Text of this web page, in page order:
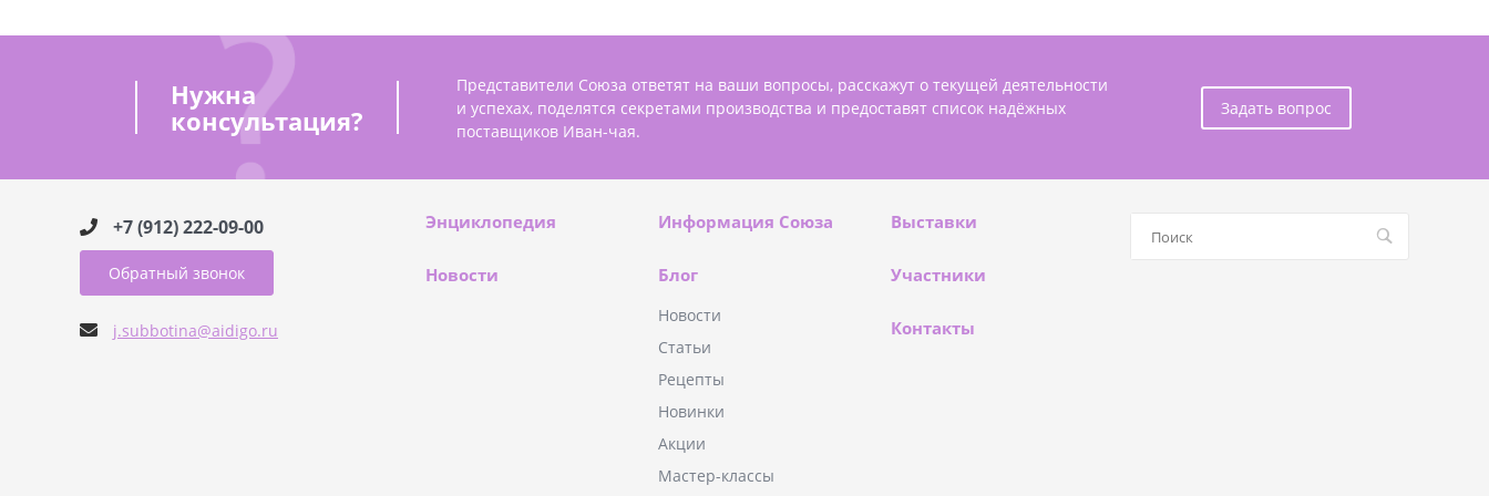
Нужна
консультация?
Представители Союза ответят на ваши вопросы, расскажут о текущей деятельности
и успехах, поделятся секретами производства и предоставят список надёжных
поставщиков Иван-чая.
Задать вопрос
+7 (912) 222-09-00
Обратный звонок
j.subbotina@aidigo.ru
Энциклопедия Информация Союза Выставки
Новости Блог
Новости
Статьи
Рецепты
Новинки
Акции
Мастер-классы
Участники
Контакты